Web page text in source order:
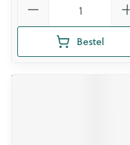
Bestel